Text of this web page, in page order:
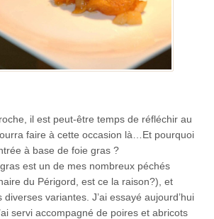
il est peut-être temps de réfléchir au
faire à cette occasion là…Et pourquoi
à base de foie gras ?
est un de mes nombreux péchés
du Périgord, est ce la raison?), et
diverses variantes. J’ai essayé aujourd’hui
servi accompagné de poires et abricots